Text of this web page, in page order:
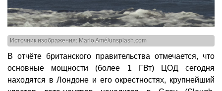
Источник изображения: Mario Amé/unsplash.com
В отчёте британского правительства отмечается, что
основные мощности (более 1 ГВт) ЦОД сегодня
находятся в Лондоне и его окрестностях, крупнейший